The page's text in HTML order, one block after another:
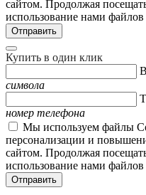
сайтом. Продолжая
использование нами
Купить в один клик
символа
номер телефона
Мы используем файлы
персонализации и
сайтом. Продолжая
использование нами